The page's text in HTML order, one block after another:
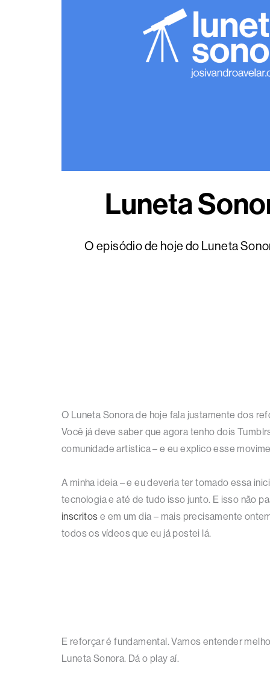
Luneta
O episódio de hoje do Luneta
O Luneta Sonora de hoje fala justamente dos
Você já deve saber que agora tenho dois
comunidade artística – e eu explico esse
A minha ideia – e eu deveria ter tomado essa
tecnologia e até de tudo isso junto. E isso não
inscritos e em um dia – mais precisamente
todos os vídeos que eu já postei lá.
E reforçar é fundamental. Vamos entender
Luneta Sonora. Dá o play aí.